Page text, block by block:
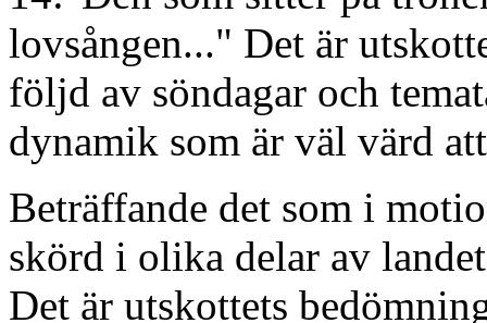
lovsången..." Det är
följd av söndagar och
dynamik som är väl värd
Beträffande det som i
skörd i olika delar av
Det är utskottets